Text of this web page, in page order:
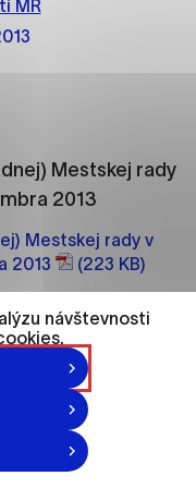
MR
Mestskej rady
2013
Mestskej rady v
2013
(223 KB)
návštevnosti
k
stránky. Bez
stránok stránku
dáta sa
ich spojiť s